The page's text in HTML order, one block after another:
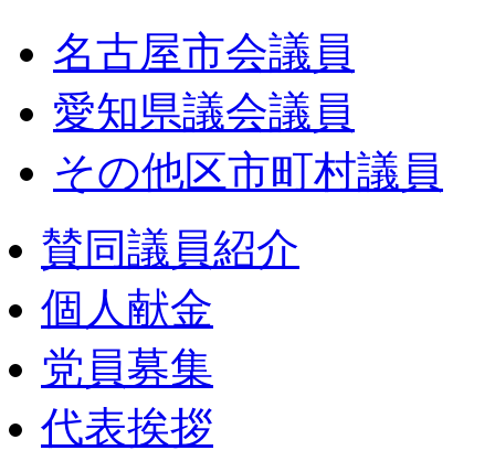
名古屋市会議員
愛知県議会議員
その他区市町村議員
賛同議員紹介
個人献金
党員募集
代表挨拶